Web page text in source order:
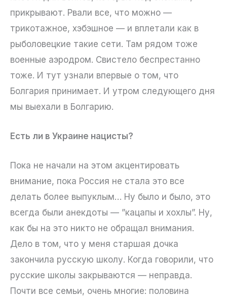
прикрывают. Рвали все, что можно —
трикотажное, хэбэшное — и вплетали как в
рыболовецкие такие сети. Там рядом тоже
военные аэродром. Свистело беспрестанно
тоже. И тут узнали впервые о том, что
Болгария принимает. И утром следующего дня
мы выехали в Болгарию.
Есть ли в Украине нацисты?
Пока не начали на этом акцентировать
внимание, пока Россия не стала это все
делать более выпуклым… Ну было и было, это
всегда были анекдоты — ”кацапы и хохлы”. Ну,
как бы на это никто не обращал внимания.
Дело в том, что у меня старшая дочка
закончила русскую школу. Когда говорили, что
русские школы закрываются — неправда.
Почти все семьи, очень многие: половина